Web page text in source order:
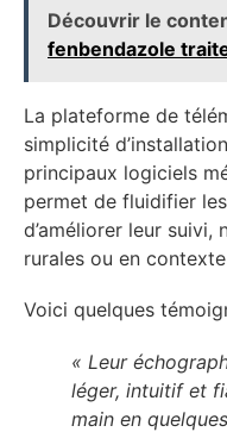
Découvrir le
fenbendazole
La plateforme de
simplicité
principaux logiciels
permet de fluidifier
d’améliorer leur suivi,
rurales ou en
Voici quelques
« Leur
léger, intuitif et
main en